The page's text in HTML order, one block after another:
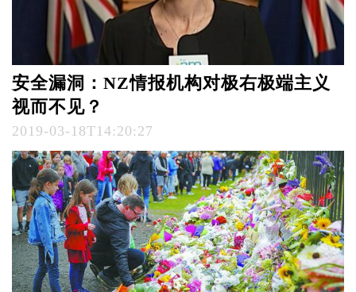
安全漏洞：NZ情报机构对极右极端主义
视而不见？
2019-03-18T14:20:27